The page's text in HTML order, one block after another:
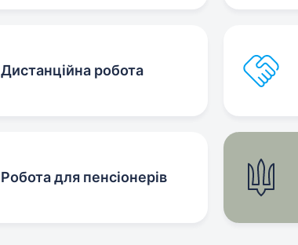
Дистанційна робота
Робота для пенсіонерів